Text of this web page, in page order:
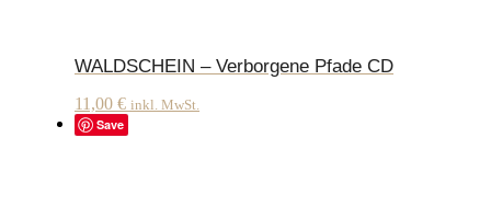
WALDSCHEIN – Verborgene Pfade CD
11,00 € inkl. MwSt.
Save